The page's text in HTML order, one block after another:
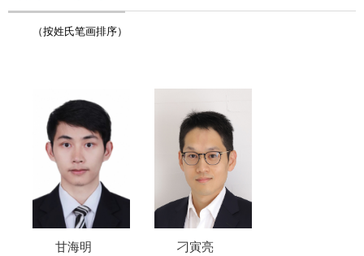
（按姓氏笔画排序）
甘海明 刁寅亮